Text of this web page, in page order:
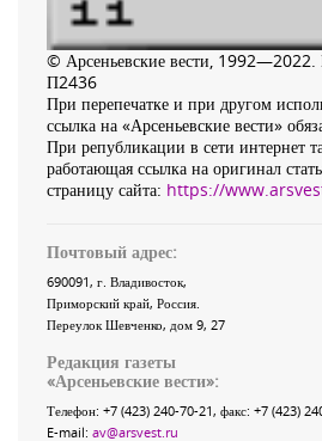
© Арсеньевские вести, 1992—2022.
П2436
При перепечатке и при другом
ссылка на «Арсеньевские вести»
При републикации в сети интернет
работающая ссылка на оригинал
страницу сайта: https://
Почтовый адрес:
690091, г. Владивосток,
Приморский край, Россия
Переулок Шевченко, дом 9, 27
Редакция газеты
«Арсеньевские вести»:
Телефон: +7 (423) 240-70-21, факс: +7 (423)
E-mail: av@arsvest.ru